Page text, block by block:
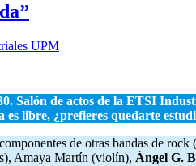
UPM
Salón de actos de la ETSI
es libre, ¿prefieres quedarte
de otras bandas de rock (
Amaya Martín (violín), Ángel G.